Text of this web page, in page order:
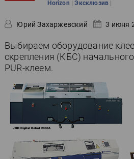
Horizon |Эксклюзив |
Юрий Захаржевский 3 июня
Выбираем оборудование
скрепления (КБС)
PUR-клеем.